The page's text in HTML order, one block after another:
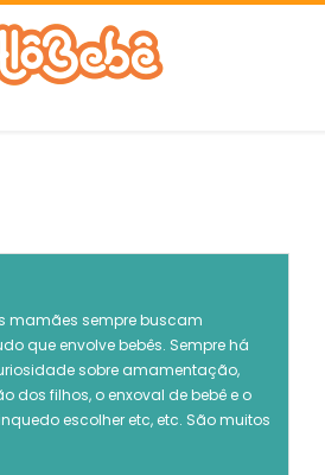
mamães sempre buscam
que envolve bebês. Sempre há
sobre amamentação,
dos filhos, o enxoval de bebê e o
escolher etc, etc. São muitos